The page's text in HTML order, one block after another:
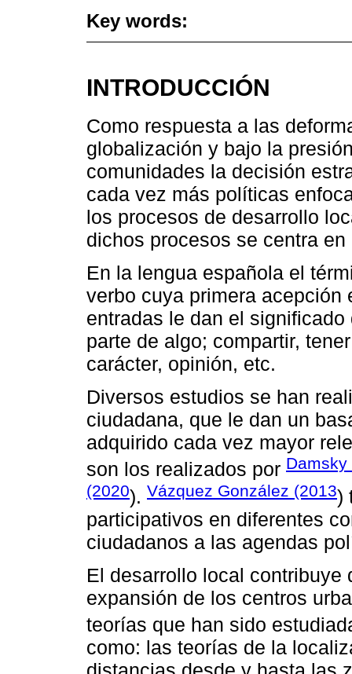
Key words:
INTRODUCCIÓN
Como respuesta a las
globalización y bajo la
comunidades la decisión
cada vez más políticas
los procesos de desarrollo
dichos procesos se centra
En la lengua española el
verbo cuya primera acepción
entradas le dan el
parte de algo; compartir,
carácter, opinión, etc.
Diversos estudios se han
ciudadana, que le dan un
adquirido cada vez mayor
son los realizados por Damsky
(2020). Vázquez González (2013)
participativos en diferentes
ciudadanos a las agendas
El desarrollo local
expansión de los centros
teorías que han sido
como: las teorías de la